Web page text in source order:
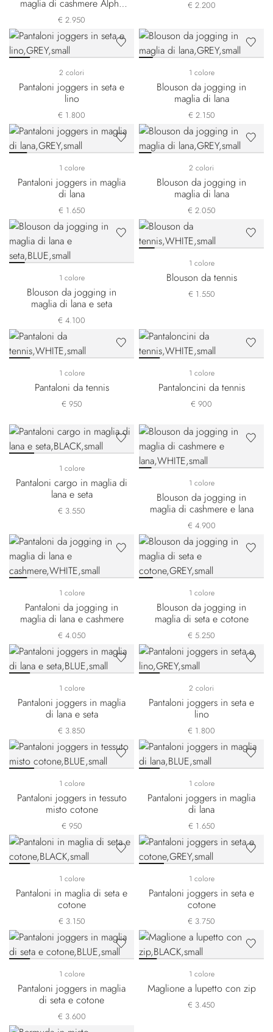
maglia di cashmere Alpha
Yarn
€ 2.950
€ 2.200
2 colori
Pantaloni joggers in seta e
lino
€ 1.800
1 colore
Blouson da jogging in
maglia di lana
€ 2.150
1 colore
Pantaloni joggers in maglia
di lana
€ 1.650
2 colori
Blouson da jogging in
maglia di lana
€ 2.050
1 colore
Blouson da jogging in
maglia di lana e seta
€ 4.100
1 colore
Blouson da tennis
€ 1.550
1 colore
Pantaloni da tennis
€ 950
1 colore
Pantaloncini da tennis
€ 900
1 colore
Pantaloni cargo in maglia di
lana e seta
€ 3.550
1 colore
Blouson da jogging in
maglia di cashmere e lana
€ 4.900
1 colore
Pantaloni da jogging in
maglia di lana e cashmere
€ 4.050
1 colore
Blouson da jogging in
maglia di seta e cotone
€ 5.250
1 colore
Pantaloni joggers in maglia
di lana e seta
€ 3.850
2 colori
Pantaloni joggers in seta e
lino
€ 1.800
1 colore
Pantaloni joggers in tessuto
misto cotone
€ 950
1 colore
Pantaloni joggers in maglia
di lana
€ 1.650
1 colore
Pantaloni in maglia di seta e
cotone
€ 3.150
1 colore
Pantaloni joggers in seta e
cotone
€ 3.750
1 colore
Pantaloni joggers in maglia
di seta e cotone
€ 3.600
1 colore
Maglione a lupetto con zip
€ 3.450